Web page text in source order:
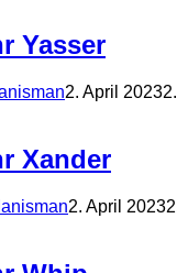
Yasser
2. April 2023
Xander
2. April 2023